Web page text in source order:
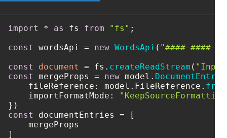
import * as fs from "fs" ;
const
wordsApi = new WordsApi ( "####-####-
const
document = fs. createReadStream (
const
mergeProps = new model. DocumentEntry
fileReference : model. FileReference .
importFormatMode :
const
documentEntries = [
    mergeProps